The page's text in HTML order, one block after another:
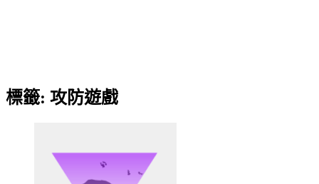
標籤: 攻防遊戲